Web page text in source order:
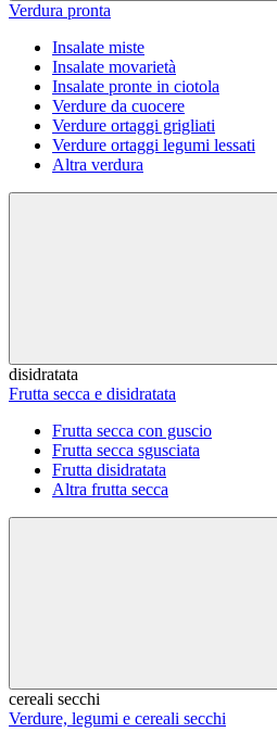
Verdura pronta
Insalate miste
Insalate movarietà
Insalate pronte in ciotola
Verdure da cuocere
Verdure ortaggi grigliati
Verdure ortaggi legumi lessati
Altra verdura
disidratata
Frutta secca e disidratata
Frutta secca con guscio
Frutta secca sgusciata
Frutta disidratata
Altra frutta secca
cereali secchi
Verdure, legumi e cereali secchi